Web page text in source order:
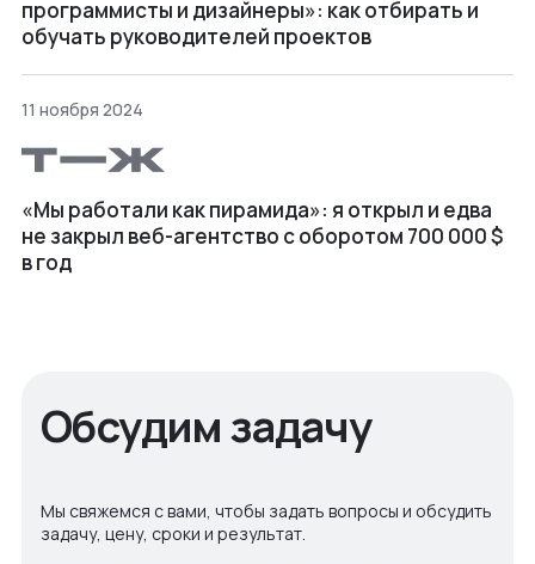
программисты и дизайнеры»: как отбирать и
обучать руководителей проектов
11 ноября 2024
«Мы работали как пирамида»: я открыл и едва
не закрыл веб⁠-⁠агентство с оборотом 700 000 $
в год
Обсудим задачу
Мы свяжемся с вами, чтобы задать вопросы и обсудить
задачу, цену, сроки и результат.